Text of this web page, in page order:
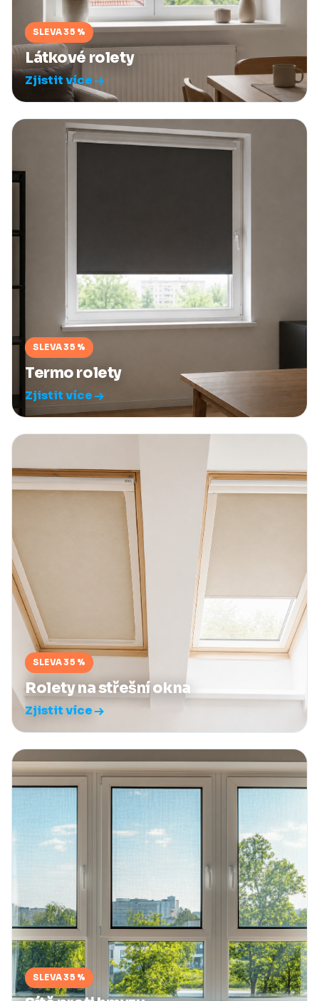
SLEVA 35 %
Látkové rolety
Zjistit více
SLEVA 35 %
Termo rolety
Zjistit více
SLEVA 35 %
Rolety na střešní okna
Zjistit více
SLEVA 35 %